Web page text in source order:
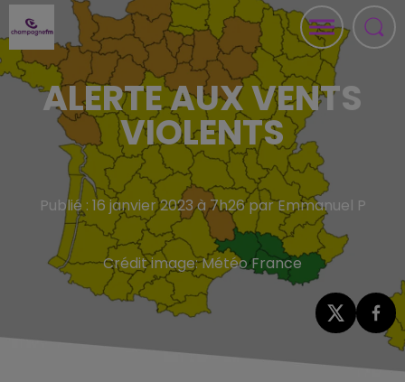
ALERTE AUX VENTS
VIOLENTS
Publié : 16 janvier 2023 à 7h26 par Emmanuel P
Crédit image:Météo France